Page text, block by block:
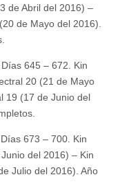
de Abril del 2016) –
de Mayo del 2016).
645 – 672. Kin
20 (21 de Mayo
19 (17 de Junio del
673 – 700. Kin
del 2016) – Kin
Julio del 2016). Año